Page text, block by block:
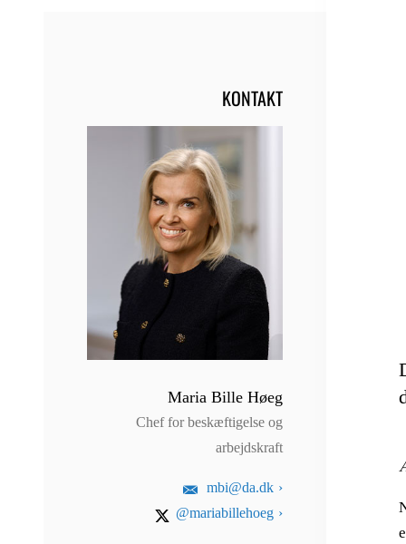
KONTAKT
Maria Bille Høeg
Chef for beskæftigelse og
arbejdskraft
mbi@da.dk
@mariabillehoeg